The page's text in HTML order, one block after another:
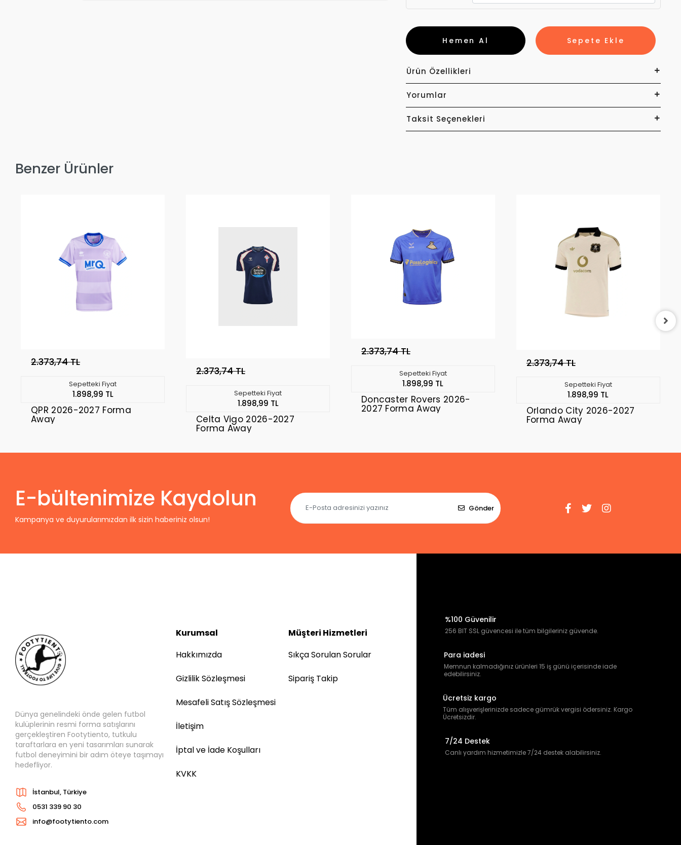
Sepete Ekle
Hemen Al
Ürün Özellikleri
Yorumlar
Taksit Seçenekleri
Benzer Ürünler
2.373,74 TL
Sepetteki Fiyat
1.898,99 TL
QPR 2026-2027 Forma
Away
2.373,74 TL
Sepetteki Fiyat
1.898,99 TL
Celta Vigo 2026-2027
Forma Away
2.373,74 TL
Sepetteki Fiyat
1.898,99 TL
Doncaster Rovers 2026-
2027 Forma Away
2.373,74 TL
Sepetteki Fiyat
1.898,99 TL
Orlando City 2026-2027
Forma Away
E-bültenimize Kaydolun
Kampanya ve duyurularımızdan ilk sizin haberiniz olsun!
Gönder
Dünya genelindeki önde gelen futbol
kulüplerinin resmi forma satışlarını
gerçekleştiren Footytiento, tutkulu
taraftarlara en yeni tasarımları sunarak
futbol deneyimini bir adım öteye taşımayı
hedefliyor.
İstanbul, Türkiye
0531 339 90 30
info@footytiento.com
Kurumsal
Hakkımızda
Gizlilik Sözleşmesi
Mesafeli Satış Sözleşmesi
İletişim
İptal ve İade Koşulları
KVKK
Müşteri Hizmetleri
Sıkça Sorulan Sorular
Sipariş Takip
%100 Güvenilir
256 BIT SSL güvencesi ile tüm bilgileriniz güvende.
Para iadesi
Memnun kalmadığınız ürünleri 15 iş günü içerisinde iade
edebilirsiniz.
Ücretsiz kargo
Tüm alışverişlerinizde sadece gümrük vergisi ödersiniz. Kargo
Ücretsizdir.
7/24 Destek
Canlı yardım hizmetimizle 7/24 destek alabilirsiniz.